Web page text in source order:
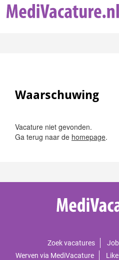
Waarschuwing
Vacature niet gevonden.
Ga terug naar de homepage.
Zoek vacatures
Werven via MediVacature